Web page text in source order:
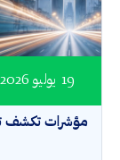
مؤشرات تكشف
19 يوليو 2026